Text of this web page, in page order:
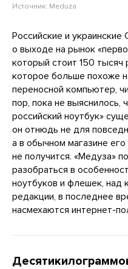
Источник: Meduza
Российские и
о выходе на рынок
который стоит 150 тысяч
которое больше похоже
переносной компьютер,
пор, пока не
российский ноутбук»
он отнюдь не для
а в обычном магазине его
не получится. «Медуза»
разобраться в
ноутбуков и флешек, над
редакции, в последнее
насмехаются интернет-